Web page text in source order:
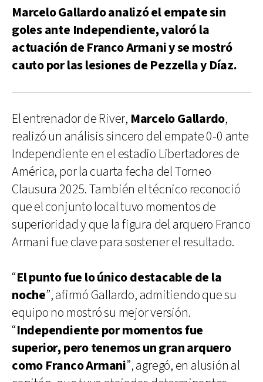
Marcelo Gallardo analizó el empate sin
goles ante Independiente, valoró la
actuación de Franco Armani y se mostró
cauto por las lesiones de Pezzella y Díaz.
El entrenador de River, Marcelo Gallardo,
realizó un análisis sincero del empate 0-0 ante
Independiente en el estadio Libertadores de
América, por la cuarta fecha del Torneo
Clausura 2025. También el técnico reconoció
que el conjunto local tuvo momentos de
superioridad y que la figura del arquero Franco
Armani fue clave para sostener el resultado.
“El punto fue lo único destacable de la
noche”, afirmó Gallardo, admitiendo que su
equipo no mostró su mejor versión.
“Independiente por momentos fue
superior, pero tenemos un gran arquero
como Franco Armani”, agregó, en alusión al